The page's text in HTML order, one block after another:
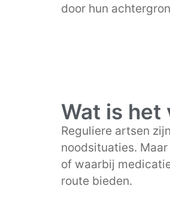
door hun
Wat is het
Reguliere artsen
noodsituaties.
of waarbij
route bieden.